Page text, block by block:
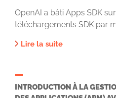
OpenAI a bâti Apps SDK
téléchargements SDK par
Lire la suite
INTRODUCTION À LA